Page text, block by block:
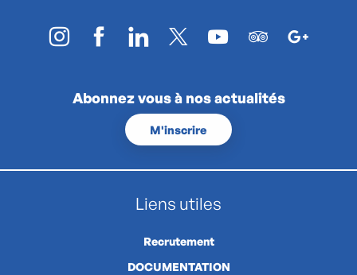
Abonnez vous à nos actualités
M'inscrire
Liens utiles
Recrutement
DOCUMENTATION